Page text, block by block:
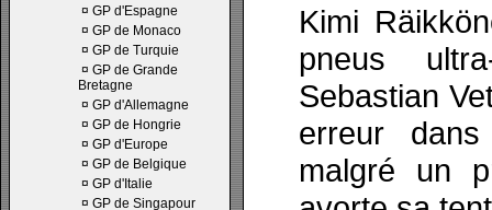
¤ GP d'Espagne
¤ GP de Monaco
¤ GP de Turquie
¤ GP de Grande
Bretagne
¤ GP d'Allemagne
¤ GP de Hongrie
¤ GP d'Europe
¤ GP de Belgique
¤ GP d'Italie
¤ GP de Singapour
Kimi
pneus
Sebastian
erreur
malgré un